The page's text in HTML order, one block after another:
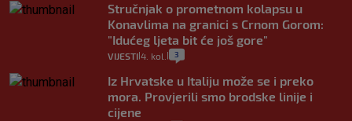
Stručnjak o prometnom kolapsu u
Konavlima na granici s Crnom Gorom:
"Idućeg ljeta bit će još gore"
VIJESTI 4. kol. 3
Iz Hrvatske u Italiju može se i preko
mora. Provjerili smo brodske linije i
cijene